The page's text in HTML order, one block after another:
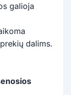
galioja
dalims.